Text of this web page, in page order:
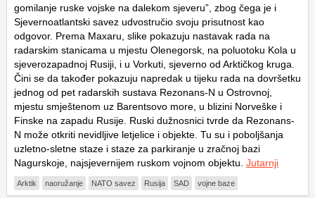
gomilanje ruske vojske na dalekom sjeveru”, zbog čega je i
Sjevernoatlantski savez udvostručio svoju prisutnost kao
odgovor. Prema Maxaru, slike pokazuju nastavak rada na
radarskim stanicama u mjestu Olenegorsk, na poluotoku Kola u
sjeverozapadnoj Rusiji, i u Vorkuti, sjeverno od Arktičkog kruga.
Čini se da također pokazuju napredak u tijeku rada na dovršetku
jednog od pet radarskih sustava Rezonans-N u Ostrovnoj,
mjestu smještenom uz Barentsovo more, u blizini Norveške i
Finske na zapadu Rusije. Ruski dužnosnici tvrde da Rezonans-
N može otkriti nevidljive letjelice i objekte. Tu su i poboljšanja
uzletno-sletne staze i staze za parkiranje u zračnoj bazi
Nagurskoje, najsjevernijem ruskom vojnom objektu. Jutarnji
Arktik naoružanje NATO savez Rusija SAD vojne baze